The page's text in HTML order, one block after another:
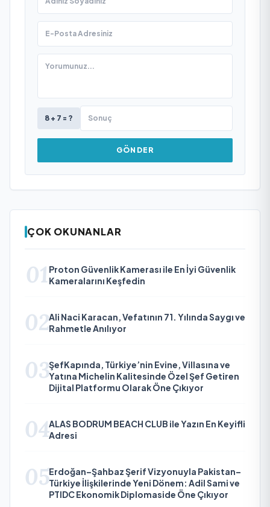
8 + 7 = ?
GÖNDER
ÇOK OKUNANLAR
01 Proton Güvenlik Kamerası ile En İyi Güvenlik
Kameralarını Keşfedin
02Ali Naci Karacan, Vefatının 71. Yılında Saygı ve
Rahmetle Anılıyor
03ŞefKapında, Türkiye’nin Evine, Villasına ve
Yatına Michelin Kalitesinde Özel Şef Getiren
Dijital Platformu Olarak Öne Çıkıyor
04ALAS BODRUM BEACH CLUB ile Yazın En Keyifli
Adresi
05Erdoğan–Şahbaz Şerif Vizyonuyla Pakistan–
Türkiye İlişkilerinde Yeni Dönem: Adil Sami ve
PTIDC Ekonomik Diplomaside Öne Çıkıyor